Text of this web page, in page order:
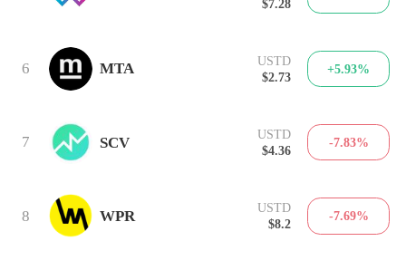
$7.28
6 MTA
USTD
$2.73
+5.93%
7 SCV
USTD
$4.36
-7.83%
8 WPR
USTD
$8.2
-7.69%